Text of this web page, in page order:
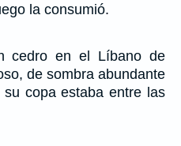
la consumió.
cedro en el Líbano de
de sombra abundante
copa estaba entre las